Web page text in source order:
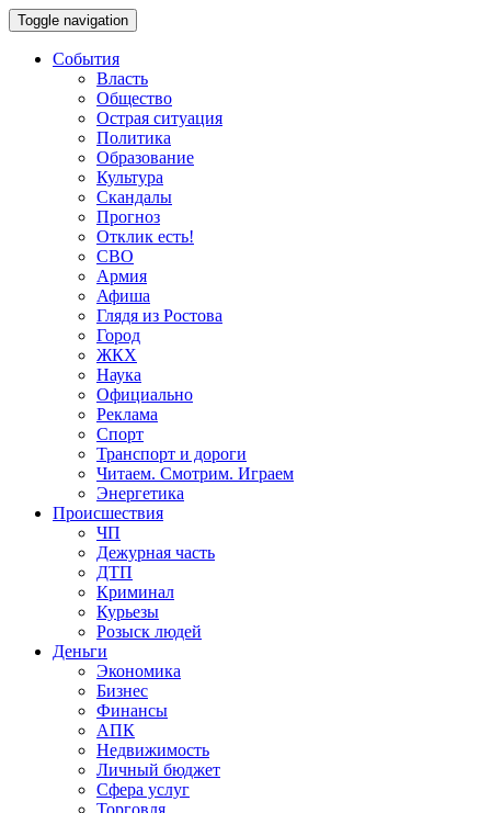
Toggle navigation
События
Власть
Общество
Острая ситуация
Политика
Образование
Культура
Скандалы
Прогноз
Отклик есть!
СВО
Армия
Афиша
Глядя из Ростова
Город
ЖКХ
Наука
Официально
Реклама
Спорт
Транспорт и дороги
Читаем. Смотрим. Играем
Энергетика
Происшествия
ЧП
Дежурная часть
ДТП
Криминал
Курьезы
Розыск людей
Деньги
Экономика
Бизнес
Финансы
АПК
Недвижимость
Личный бюджет
Сфера услуг
Торговля